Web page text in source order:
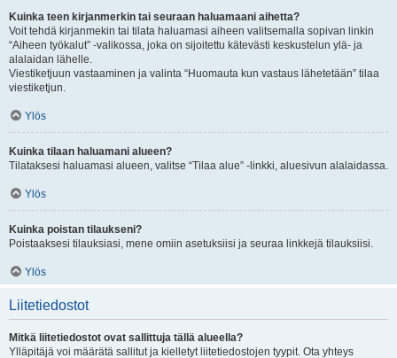
Kuinka teen kirjanmerkin tai seuraan haluamaani aihetta?
Voit tehdä kirjanmekin tai tilata haluamasi aiheen valitsemalla sopivan linkin
“Aiheen työkalut” -valikossa, joka on sijoitettu kätevästi keskustelun ylä- ja
alalaidan lähelle.
Viestiketjuun vastaaminen ja valinta “Huomauta kun vastaus lähetetään” tilaa
viestiketjun.
Ylös
Kuinka tilaan haluamani alueen?
Tilataksesi haluamasi alueen, valitse “Tilaa alue” -linkki, aluesivun alalaidassa.
Ylös
Kuinka poistan tilaukseni?
Poistaaksesi tilauksiasi, mene omiin asetuksiisi ja seuraa linkkejä tilauksiisi.
Ylös
Liitetiedostot
Mitkä liitetiedostot ovat sallittuja tällä alueella?
Ylläpitäjä voi määrätä sallitut ja kielletyt liitetiedostojen tyypit. Ota yhteys